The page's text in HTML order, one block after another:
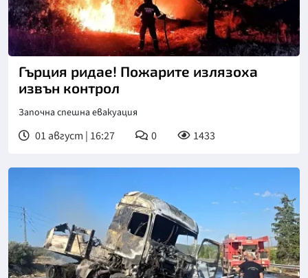
Снимка: БГНЕС
Гърция ридае! Пожарите излязоха
извън контрол
Започна спешна евакуация
01 август | 16:27 0 1433